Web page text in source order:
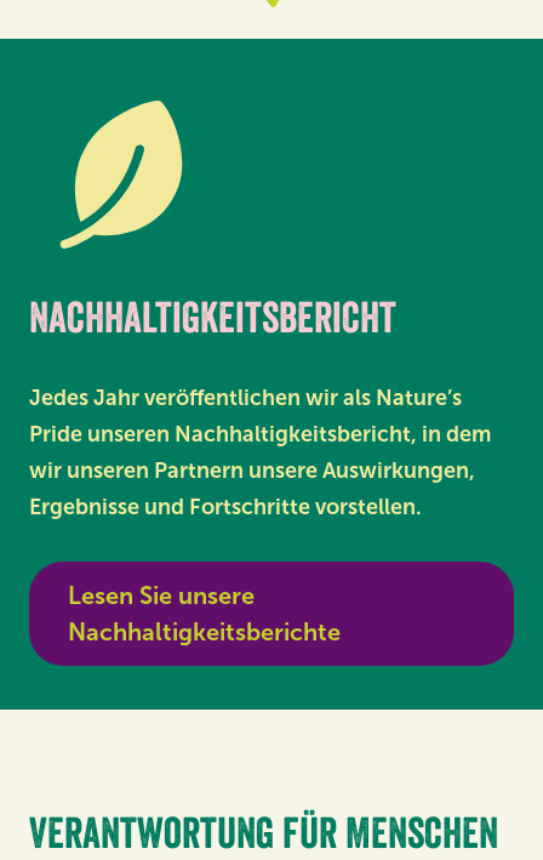
Nachhaltigkeitsbericht
Jedes Jahr veröffentlichen wir als Nature’s
Pride unseren Nachhaltigkeitsbericht, in dem
wir unseren Partnern unsere Auswirkungen,
Ergebnisse und Fortschritte vorstellen.
Lesen Sie unsere
Nachhaltigkeitsberichte
Verantwortung für Menschen